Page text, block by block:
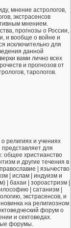
мнение астрологов,
экстрасенсов
мнением.
прогнозы о России,
и вообще о войне и
исключительно для
данной
вами лично всех
и прогнозов от
тарологов.
религиях и учениях
для
общее христианство
и другие течения в
| язычество
| ислам | индуизм и
| бахаи | зороастризм |
| сатанизм |
экстрасенсов, и
на религиозном
форум о
и сектоведах.
форумы.